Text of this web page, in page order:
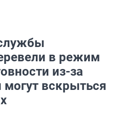
в режим
из-за
вскрыться